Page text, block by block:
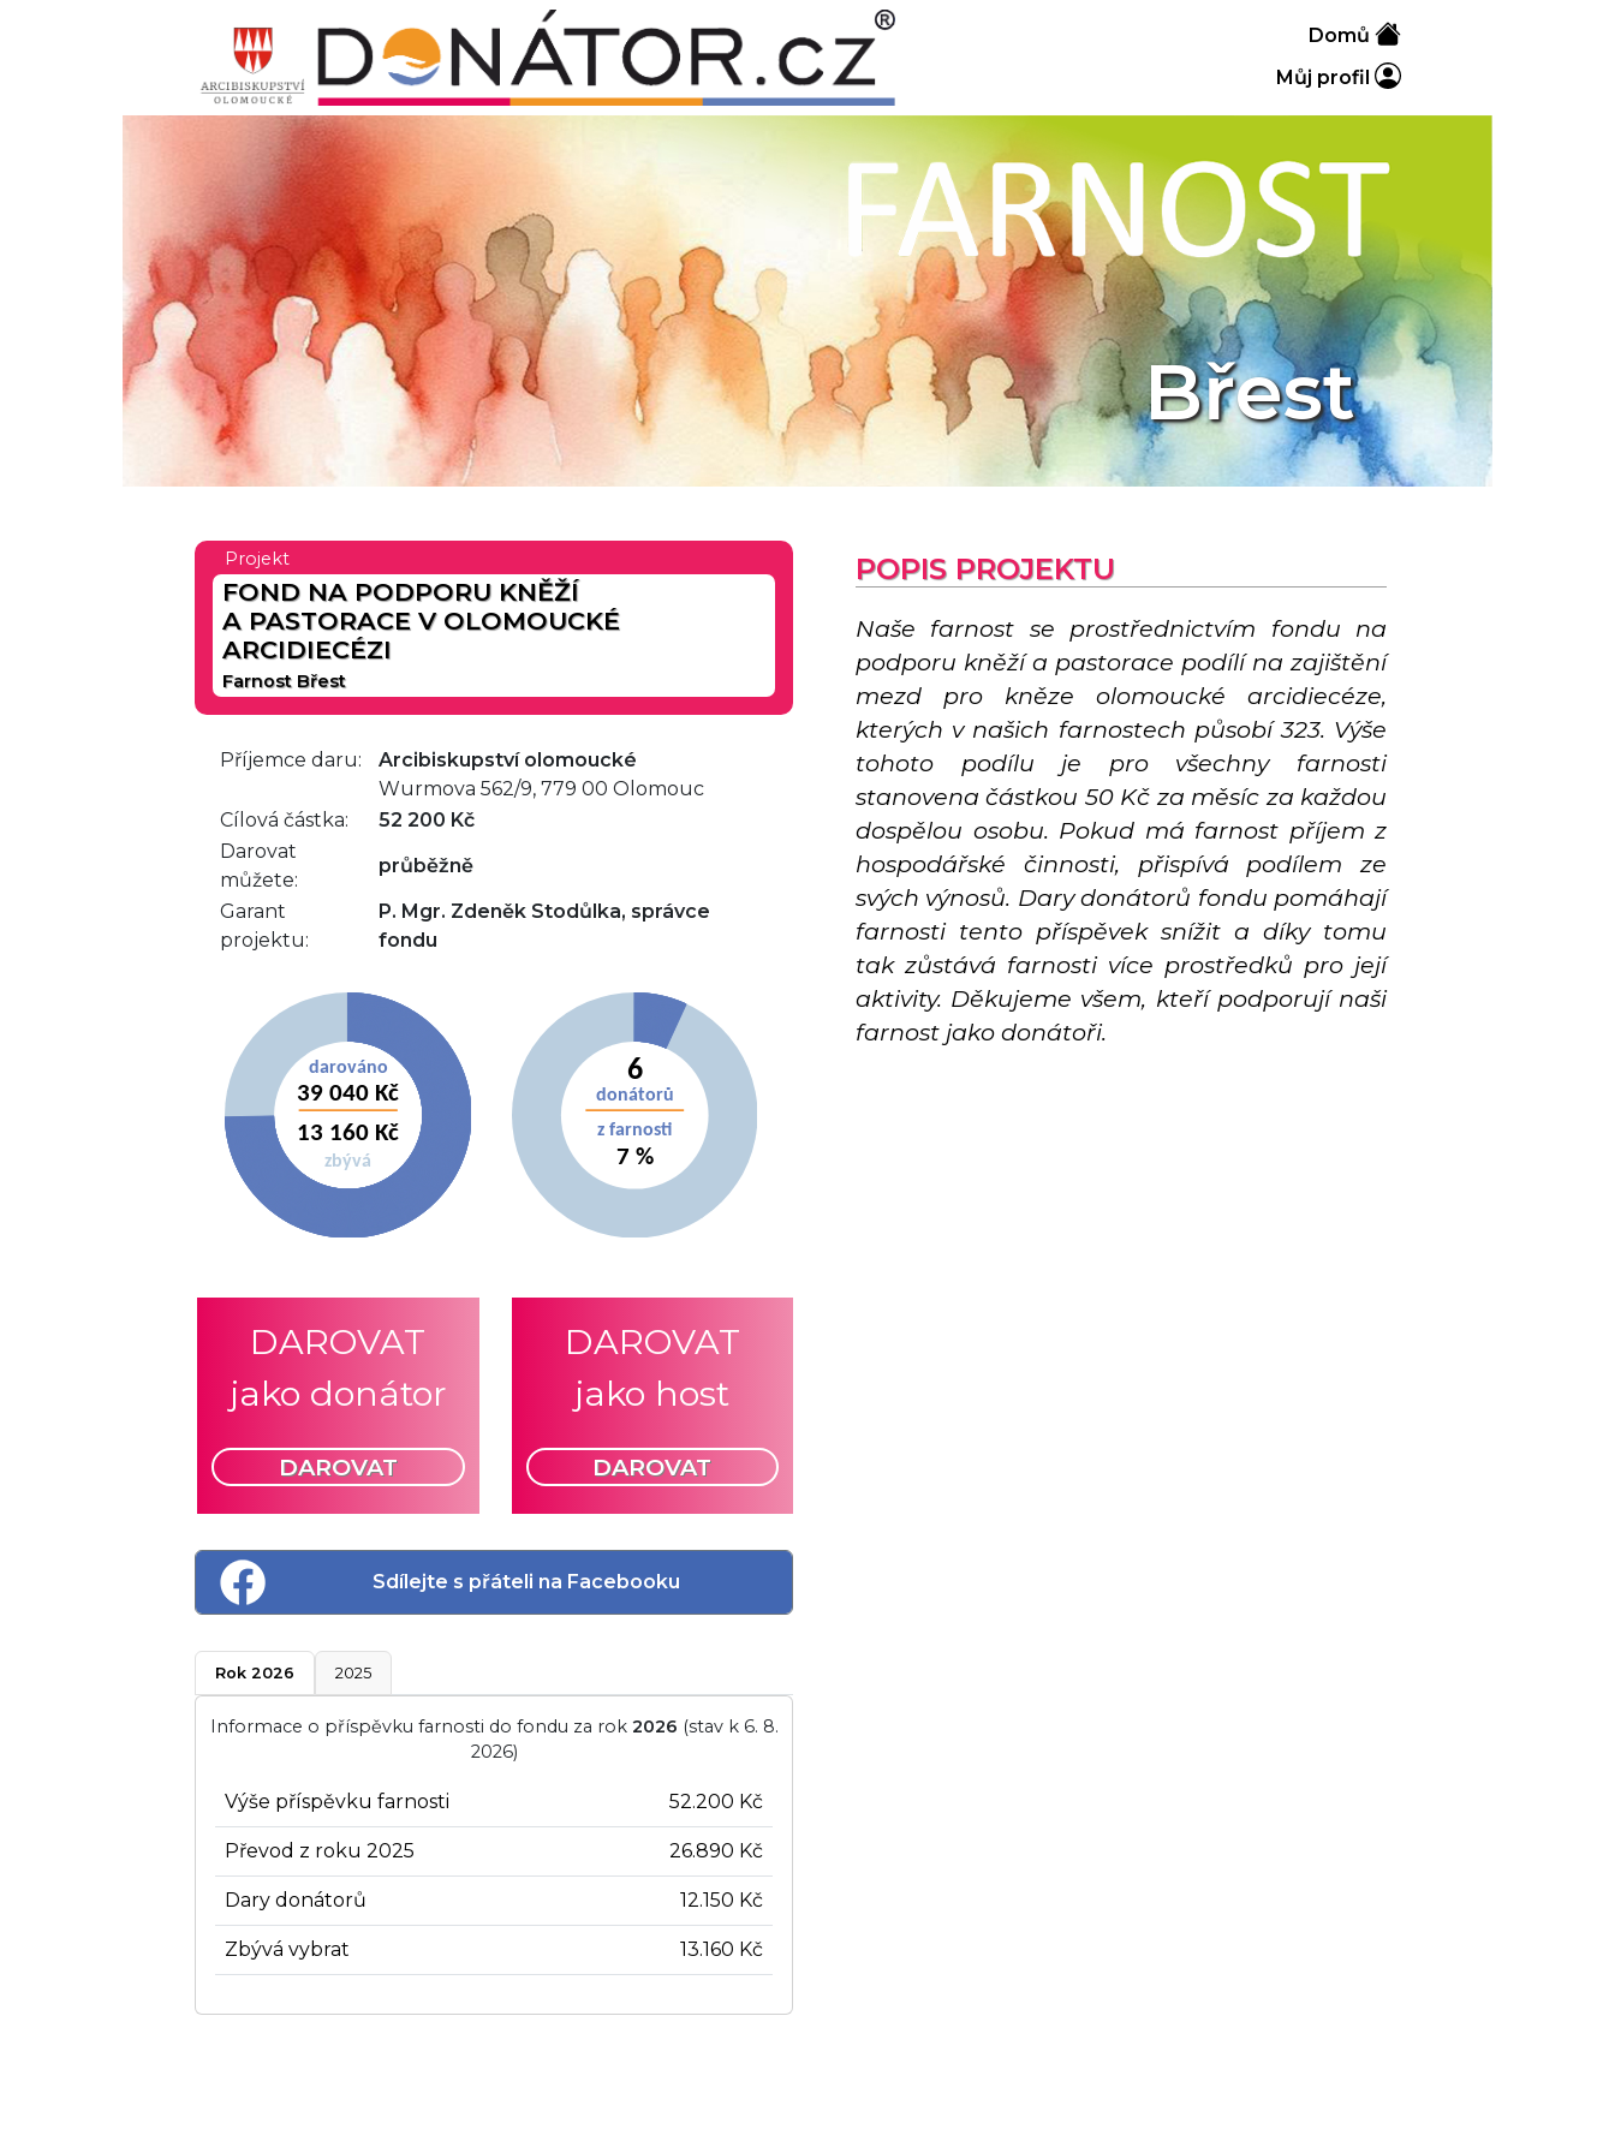
Domů
Můj profil
Břest
Projekt
FOND NA PODPORU KNĚŽÍ
A PASTORACE V OLOMOUCKÉ
ARCIDIECÉZI
Farnost Břest
Příjemce daru:
Arcibiskupství olomoucké
Wurmova 562/9, 779 00 Olomouc
Cílová částka:
52 200 Kč
Darovat
můžete:
průběžně
Garant
projektu:
P. Mgr. Zdeněk Stodůlka, správce
fondu
DAROVAT
jako donátor
DAROVAT
DAROVAT
jako host
DAROVAT
Sdílejte s přáteli na Facebooku
Rok 2026 2025
Informace o příspěvku farnosti do fondu za rok 2026 (stav k 6. 8.
2026)
Výše příspěvku farnosti 52.200 Kč
Převod z roku 2025 26.890 Kč
Dary donátorů 12.150 Kč
Zbývá vybrat 13.160 Kč
POPIS PROJEKTU
Naše farnost se prostřednictvím fondu na
podporu kněží a pastorace podílí na zajištění
mezd pro kněze olomoucké arcidiecéze,
kterých v našich farnostech působí 323. Výše
tohoto podílu je pro všechny farnosti
stanovena částkou 50 Kč za měsíc za každou
dospělou osobu. Pokud má farnost příjem z
hospodářské činnosti, přispívá podílem ze
svých výnosů. Dary donátorů fondu pomáhají
farnosti tento příspěvek snížit a díky tomu
tak zůstává farnosti více prostředků pro její
aktivity. Děkujeme všem, kteří podporují naši
farnost jako donátoři.